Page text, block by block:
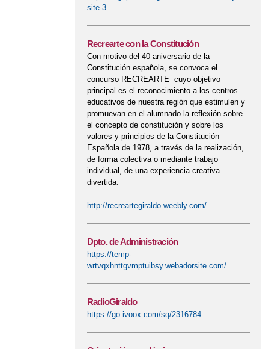
site-3
Recrearte con la Constitución
Con motivo del 40 aniversario de la
Constitución española, se convoca el
concurso RECREARTE cuyo objetivo
principal es el reconocimiento a los centros
educativos de nuestra región que estimulen y
promuevan en el alumnado la reflexión sobre
el concepto de constitución y sobre los
valores y principios de la Constitución
Española de 1978, a través de la realización,
de forma colectiva o mediante trabajo
individual, de una experiencia creativa
divertida.
http://recreartegiraldo.weebly.com/
Dpto. de Administración
https://temp-
wrtvqxhnttgvmptuibsy.webadorsite.com/
RadioGiraldo
https://go.ivoox.com/sq/2316784